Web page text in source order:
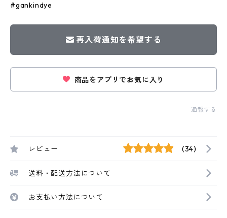
#gankindye
再入荷通知を希望する
商品をアプリでお気に入り
通報する
レビュー (34)
送料・配送方法について
お支払い方法について